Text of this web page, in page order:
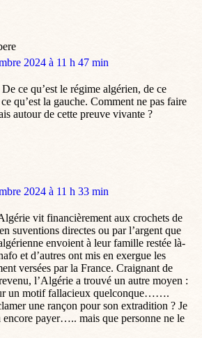
2024 à 11 h 47 min
ce qu’est le régime algérien, de ce
qu’est la gauche. Comment ne pas faire
autour de cette preuve vivante ?
2024 à 11 h 33 min
vit financièrement aux crochets de
suventions directes ou par l’argent que
envoient à leur famille restée là-
et d’autres ont mis en exergue les
versées par la France. Craignant de
l’Algérie a trouvé un autre moyen :
un motif fallacieux quelconque…….
une rançon pour son extradition ? Je
encore payer….. mais que personne ne le